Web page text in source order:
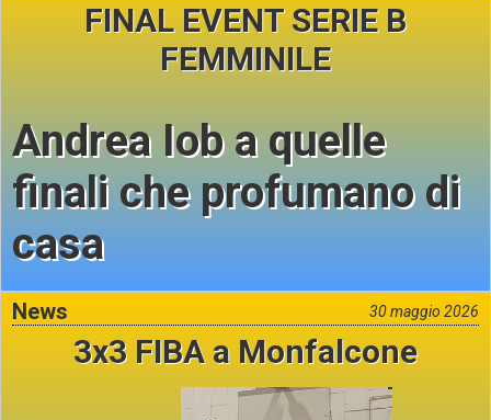
FINAL EVENT SERIE B
FEMMINILE
Andrea Iob a quelle
finali che profumano di
casa
News 30 maggio 2026
3x3 FIBA a Monfalcone